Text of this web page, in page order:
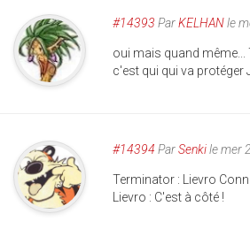
#14393 ParKELHANle
oui mais quand même...
c'est qui qui va protéger
#14394 ParSenkile mer
Terminator : Lievro
Lievro : C'est à côté !